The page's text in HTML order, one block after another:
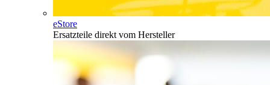
eStore
Ersatzteile direkt vom Hersteller